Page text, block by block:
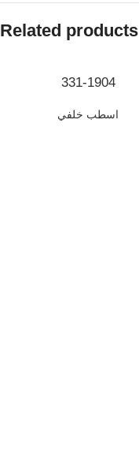
Related products
331-1904
اسطب خلفي